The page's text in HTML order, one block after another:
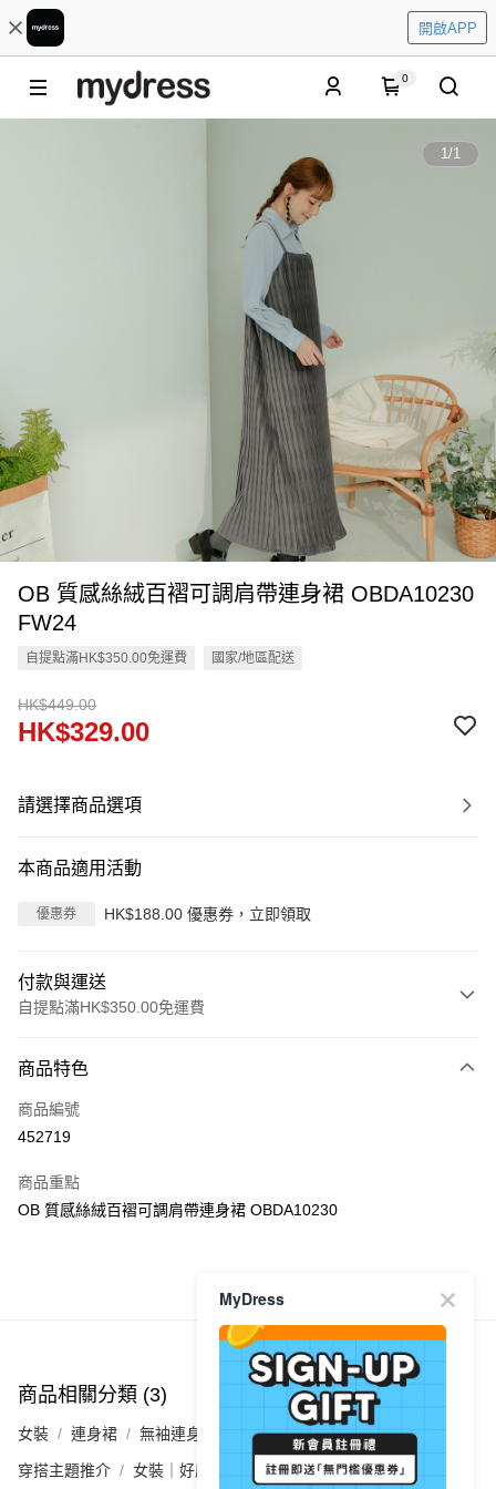
開啟APP
0
1/1
OB 質感絲絨百褶可調肩帶連身裙 OBDA10230
FW24
自提點滿HK$350.00免運費 國家/地區配送
HK$449.00
HK$329.00
請選擇商品選項
本商品適用活動
優惠券 HK$188.00 優惠券，立即領取
付款與運送
自提點滿HK$350.00免運費
信用卡
Apple Pay
PayMe
每筆HK$40.00，滿HK$350.00或以上免運費
付款後順豐站及營業點
每筆HK$40.00，滿HK$350.00或以上免運費
付款後順豐合作便利店
商品特色
商品編號
452719
商品重點
OB 質感絲絨百褶可調肩帶連身裙 OBDA10230
商品推薦
商品相關分類 (3)
女裝 連身裙 無袖連身裙
穿搭主題推介 女裝｜好感穿搭 氣質裙裝💕
MyDress